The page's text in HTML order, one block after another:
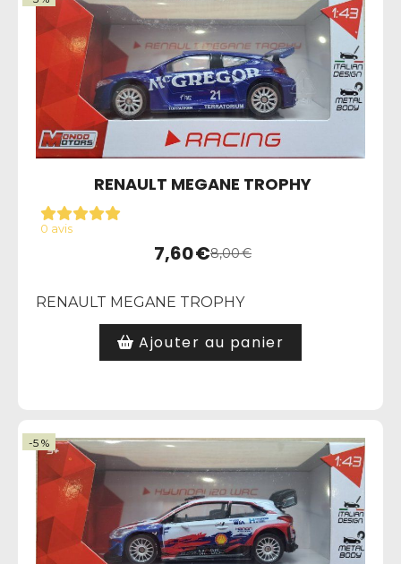
RENAULT MEGANE TROPHY
0 avis
7,60€8,00€
RENAULT MEGANE TROPHY
Ajouter au panier
-5 %